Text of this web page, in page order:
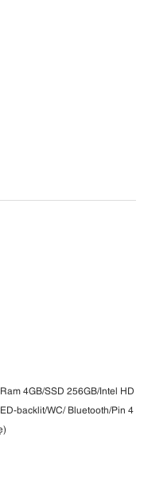
4GB/SSD 256GB/Intel HD
backlit/WC/ Bluetooth/Pin 4